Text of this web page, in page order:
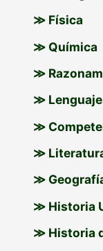
≫ Física
≫ Química
≫
≫
≫
≫
≫
≫ Historia
≫ Historia